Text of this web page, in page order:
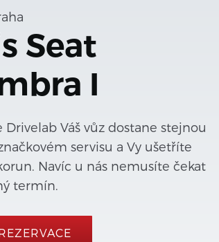
Seat
I
Drivelab Váš vůz dostane stejnou
servisu a Vy ušetříte
Navíc u nás nemusíte čekat
termín.